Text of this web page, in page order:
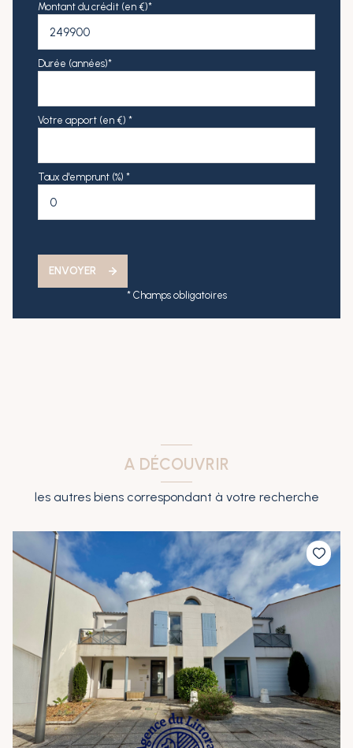
Montant du crédit (en €)*
Durée (années)*
Votre apport (en €) *
Taux d'emprunt (%) *
ENVOYER
* Champs obligatoires
A DÉCOUVRIR
les autres biens correspondant à votre recherche